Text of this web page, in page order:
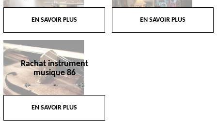
EN SAVOIR PLUS EN SAVOIR PLUS
Rachat instrument
musique 86
EN SAVOIR PLUS